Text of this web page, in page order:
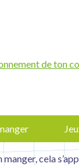
de ton
manger, cela